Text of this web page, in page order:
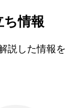
ち情報
説した情報を